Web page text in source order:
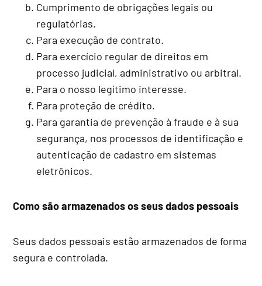
Cumprimento de obrigações legais ou
regulatórias.
Para execução de contrato.
Para exercício regular de direitos em
processo judicial, administrativo ou arbitral.
Para o nosso legítimo interesse.
Para proteção de crédito.
Para garantia de prevenção à fraude e à sua
segurança, nos processos de identificação e
autenticação de cadastro em sistemas
eletrônicos.
Como são armazenados os seus dados pessoais
Seus dados pessoais estão armazenados de forma
segura e controlada.